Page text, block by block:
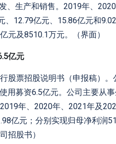
、生产和销售。2019年、
12.79亿元、15.86亿元和
元及8510.1万元。（界面）
亿元
股票招股说明书（申报稿）。
用募资6.5亿元。公司主要从
年、2020年、2021年及
亿元；分别实现归母净利润
招股书）